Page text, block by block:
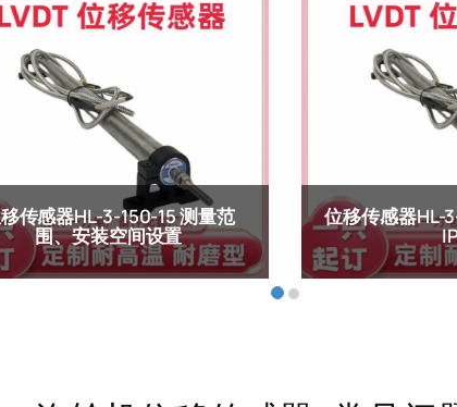
传感器HL-3-150-15 测量范
围、安装空间设置
位移传感器HL-